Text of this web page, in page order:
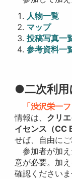
人物一覧
マップ
投稿写真一
参考資料一
●二次利用
「渋沢栄一フ
情報は、 クリ
イセンス（CC
せば、自由に
参加者が加え
意が必要。加
確認くださいま